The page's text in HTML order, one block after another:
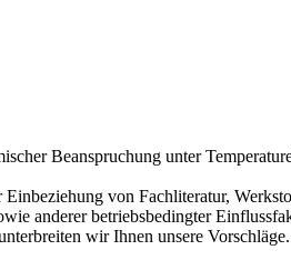
Beanspruchung unter
von Fachliteratur,
anderer betriebsbedingter
wir Ihnen unsere Vorschläge.